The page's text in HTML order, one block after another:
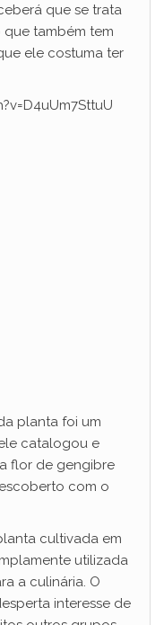
que se trata
também tem
ele costuma ter
planta foi um
catalogou e
flor de gengibre
com o
cultivada em
utilizada
a culinária. O
interesse de